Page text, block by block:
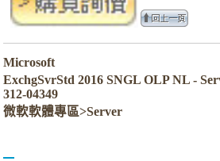
Microsoft
ExchgSvrStd 2016 SNGL OLP NL -
312-04349
微軟軟體專區>Server